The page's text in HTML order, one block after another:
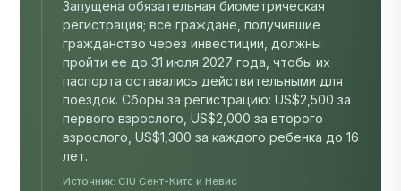
регистрация; все граждане, получившие
гражданство через инвестиции, должны
пройти ее до 31 июля 2027 года, чтобы их
паспорта оставались действительными для
поездок. Сборы за регистрацию: US$2,500 за
первого взрослого, US$2,000 за второго
взрослого, US$1,300 за каждого ребенка до 16
лет.